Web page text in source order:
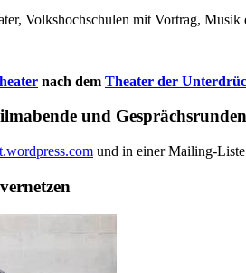
Volkshochschulen mit Vortrag, Musik
nach dem Theater der
und Gesprächsrunden
und in einer Mailing-